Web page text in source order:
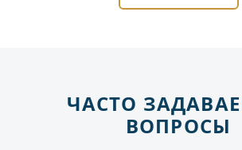
ЧАСТО
ВОПРОСЫ